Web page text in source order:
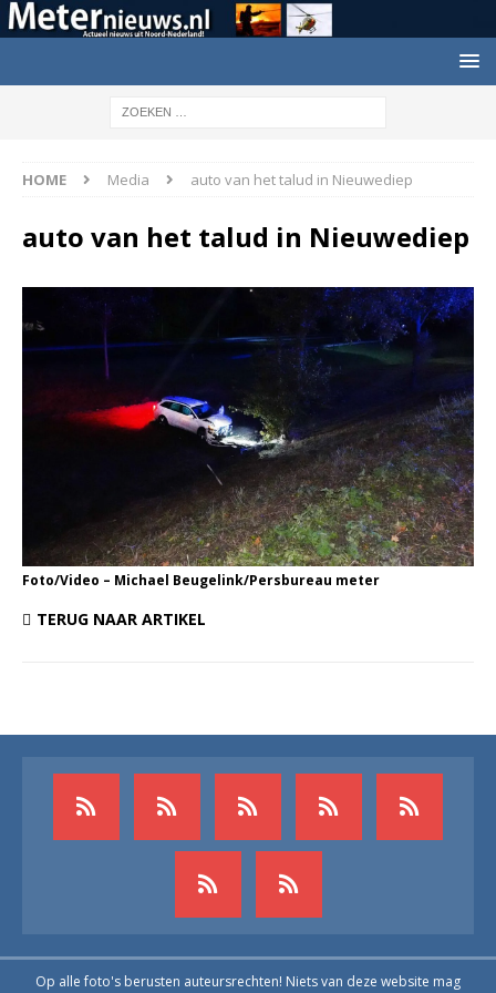
HOME Media auto van het talud in Nieuwediep
auto van het talud in Nieuwediep
Foto/Video – Michael Beugelink/Persbureau meter
TERUG NAAR ARTIKEL
Op alle foto's berusten auteursrechten! Niets van deze website mag